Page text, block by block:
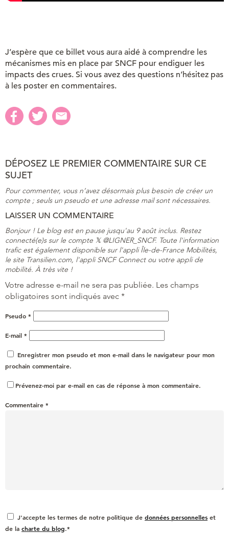
J’espère que ce billet vous aura aidé à comprendre les
mécanismes mis en place par SNCF pour endiguer les
impacts des crues. Si vous avez des questions n’hésitez pas
à les poster en commentaires.
DÉPOSEZ LE PREMIER COMMENTAIRE SUR CE
SUJET
Pour commenter, vous n’avez désormais plus besoin de créer un
compte ; seuls un pseudo et une adresse mail sont nécessaires.
LAISSER UN COMMENTAIRE
Bonjour ! Le blog est en pause jusqu'au 9 août inclus. Restez
connecté(e)s sur le compte 𝕏 @LIGNER_SNCF. Toute l'information
trafic est également disponible sur l'appli Île-de-France Mobilités,
le site Transilien.com, l'appli SNCF Connect ou votre appli de
mobilité. À très vite !
Votre adresse e-mail ne sera pas publiée. Les champs
obligatoires sont indiqués avec *
Pseudo *
E-mail *
Enregistrer mon pseudo et mon e-mail dans le navigateur pour mon
prochain commentaire.
Prévenez-moi par e-mail en cas de réponse à mon commentaire.
Commentaire *
J'accepte les termes de notre politique de données personnelles et
de la charte du blog.*